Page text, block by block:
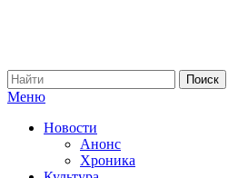
Меню
Новости
Анонс
Хроника